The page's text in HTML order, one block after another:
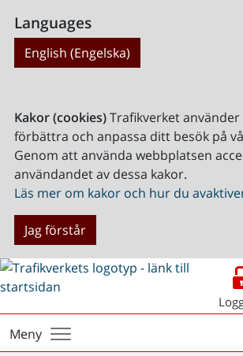
Languages
English (Engelska)
Kakor (cookies)Trafikverket
förbättra och anpassa ditt besök på
Genom att använda webbplatsen
användandet av dessa kakor.
Läs mer om kakor och hur du
Jag förstår
Meny